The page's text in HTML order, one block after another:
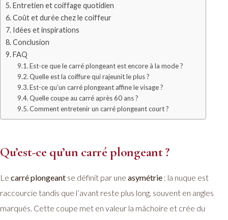
Entretien et coiffage quotidien
Coût et durée chez le coiffeur
Idées et inspirations
Conclusion
FAQ
Est-ce que le carré plongeant est encore à la mode ?
Quelle est la coiffure qui rajeunit le plus ?
Est-ce qu’un carré plongeant affine le visage ?
Quelle coupe au carré après 60 ans ?
Comment entretenir un carré plongeant court ?
Qu’est-ce qu’un carré plongeant ?
Le carré plongeant se définit par une asymétrie : la nuque est
raccourcie tandis que l’avant reste plus long, souvent en angles
marqués. Cette coupe met en valeur la mâchoire et crée du